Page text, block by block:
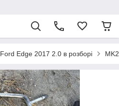
Ford Edge 2017 2.0 в розборі